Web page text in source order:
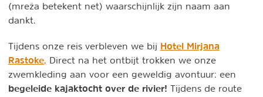
(mreža betekent net) waarschijnlijk zijn naam aan
dankt.
Tijdens onze reis verbleven we bij Hotel Mirjana
Rastoke. Direct na het ontbijt trokken we onze
zwemkleding aan voor een geweldig avontuur: een
begeleide kajaktocht over de rivier! Tijdens de route